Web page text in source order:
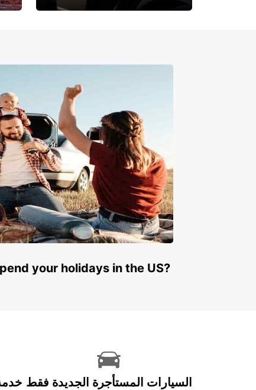
your holidays in the US?
السيارات المستأجرة الجديدة فقط